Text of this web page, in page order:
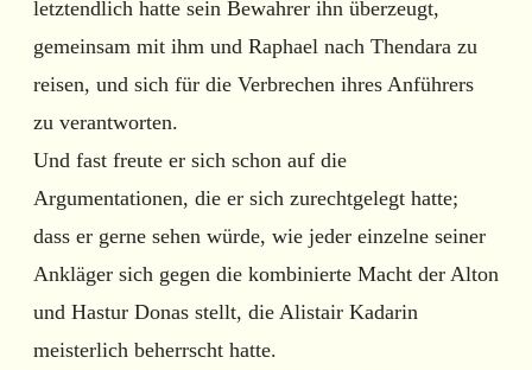
letztendlich hatte sein Bewahrer ihn überzeugt,
gemeinsam mit ihm und Raphael nach Thendara zu
reisen, und sich für die Verbrechen ihres Anführers
zu verantworten.
Und fast freute er sich schon auf die
Argumentationen, die er sich zurechtgelegt hatte;
dass er gerne sehen würde, wie jeder einzelne seiner
Ankläger sich gegen die kombinierte Macht der Alton
und Hastur Donas stellt, die Alistair Kadarin
meisterlich beherrscht hatte.